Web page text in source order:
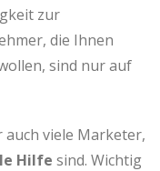
zur
die Ihnen
sind nur auf
auch viele Marketer,
Hilfe sind. Wichtig